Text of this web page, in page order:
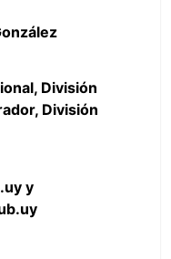
División
División
y